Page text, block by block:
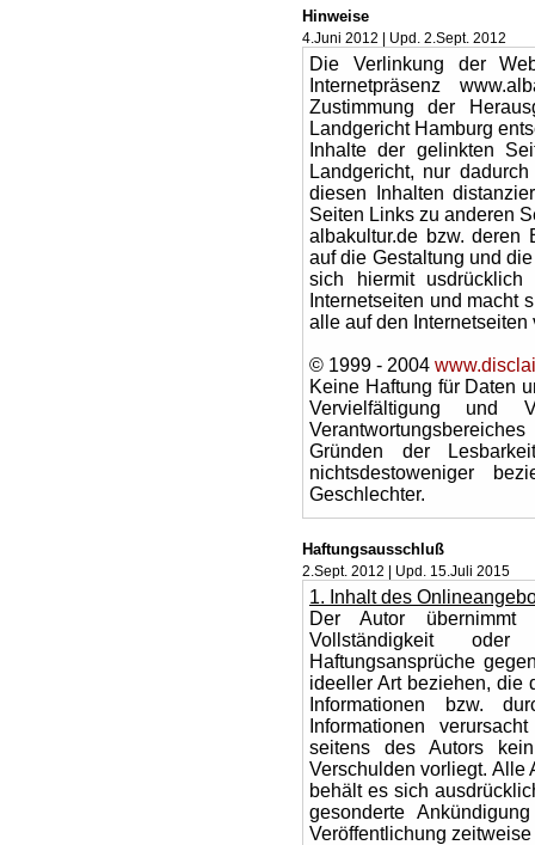
Hinweise
4.Juni 2012 | Upd. 2.Sept. 2012
Die Verlinkung der
Internetpräsenz
Zustimmung der
Landgericht Hamburg
Inhalte der gelinkten
Landgericht, nur
diesen Inhalten
Seiten Links zu anderen
albakultur.de bzw. deren
auf die Gestaltung und
sich hiermit
Internetseiten und macht
alle auf den
© 1999 - 2004
Keine Haftung für Daten
Vervielfältigung und
Gründen der
nichtsdestoweniger
Geschlechter.
Haftungsausschluß
2.Sept. 2012 | Upd. 15.Juli 2015
1. Inhalt des
Der Autor übernimmt
Vollständigkeit
Haftungsansprüche
ideeller Art beziehen, die
Informationen bzw.
Informationen
seitens des Autors
Verschulden vorliegt. Alle
behält es sich
gesonderte
Veröffentlichung